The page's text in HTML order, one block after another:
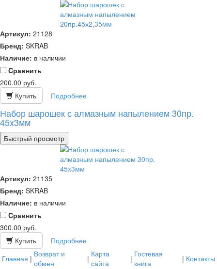
Артикул: 21128
Бренд: SKRAB
Наличие: в наличии
Cравнить
200.00 руб.
Купить
Подробнее
Набор шарошек с алмазным напылением 30пр.
45x3мм
Быстрый просмотр
Артикул: 21135
Бренд: SKRAB
Наличие: в наличии
Cравнить
300.00 руб.
Купить
Подробнее
Главная | Возврат и
обмен
| Карта
сайта
| Гостевая
книга
| Контакты